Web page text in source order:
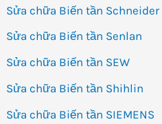
Sửa chữa Biến tần Schneider
Sửa chữa Biến tần Senlan
Sửa chữa Biến tần SEW
Sửa chữa Biến tần Shihlin
Sửa chữa Biến tần SIEMENS